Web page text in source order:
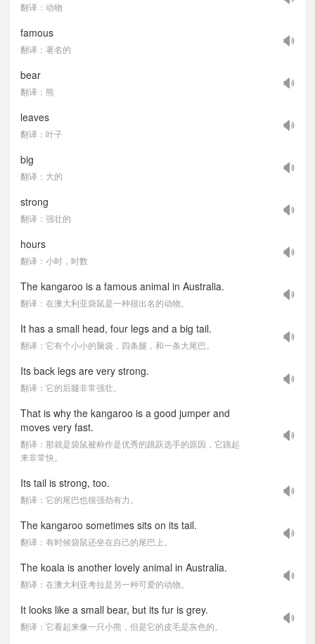
翻译：动物
famous
翻译：著名的
bear
翻译：熊
leaves
翻译：叶子
big
翻译：大的
strong
翻译：强壮的
hours
翻译：小时，时数
The kangaroo is a famous animal in Australia.
翻译：在澳大利亚袋鼠是一种很出名的动物。
It has a small head, four legs and a big tail.
翻译：它有个小小的脑袋，四条腿，和一条大尾巴。
Its back legs are very strong.
翻译：它的后腿非常强壮。
That is why the kangaroo is a good jumper and
moves very fast.
翻译：那就是袋鼠被称作是优秀的跳跃选手的原因，它跳起
来非常快。
Its tail is strong, too.
翻译：它的尾巴也很强劲有力。
The kangaroo sometimes sits on its tail.
翻译：有时候袋鼠还坐在自己的尾巴上。
The koala is another lovely animal in Australia.
翻译：在澳大利亚考拉是另一种可爱的动物。
It looks like a small bear, but its fur is grey.
翻译：它看起来像一只小熊，但是它的皮毛是灰色的。